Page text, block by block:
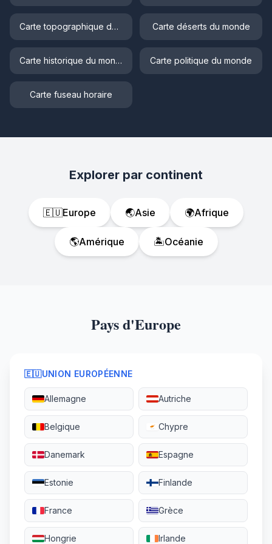
Carte topographique du monde Carte déserts du monde
Carte historique du monde Carte politique du monde
Carte fuseau horaire
Explorer par continent
🇪🇺Europe 🌏Asie 🌍Afrique
🌎Amérique 🏝️Océanie
Pays d'Europe
🇪🇺UNION EUROPÉENNE
Allemagne Autriche
Belgique Chypre
Danemark Espagne
Estonie Finlande
France Grèce
Hongrie Irlande